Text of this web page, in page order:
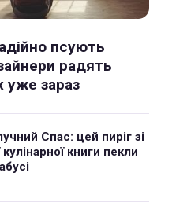
псують
радять
уже зараз
Спас: цей пиріг зі
кулінарної книги пекли